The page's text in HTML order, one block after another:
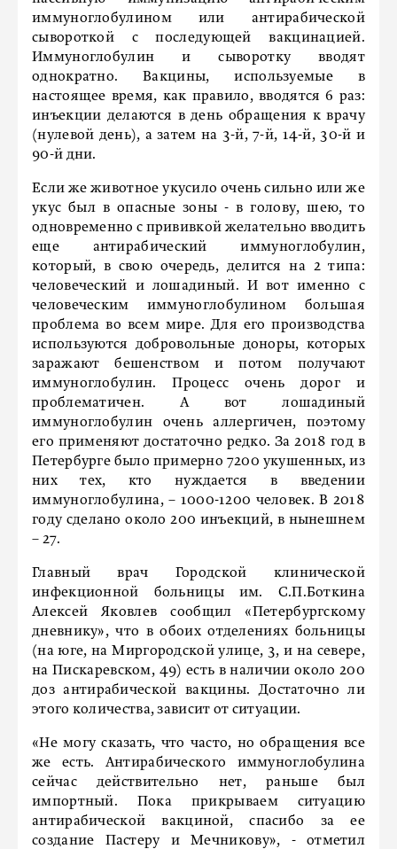
иммуноглобулином или антирабической
сывороткой с последующей вакцинацией.
Иммуноглобулин и сыворотку вводят
однократно. Вакцины, используемые в
настоящее время, как правило, вводятся 6 раз:
инъекции делаются в день обращения к врачу
(нулевой день), а затем на 3-й, 7-й, 14-й, 30-й и
90-й дни.
Если же животное укусило очень сильно или же
укус был в опасные зоны - в голову, шею, то
одновременно с прививкой желательно вводить
еще антирабический иммуноглобулин,
который, в свою очередь, делится на 2 типа:
человеческий и лошадиный. И вот именно с
человеческим иммуноглобулином большая
проблема во всем мире. Для его производства
используются добровольные доноры, которых
заражают бешенством и потом получают
иммуноглобулин. Процесс очень дорог и
проблематичен. А вот лошадиный
иммуноглобулин очень аллергичен, поэтому
его применяют достаточно редко. За 2018 год в
Петербурге было примерно 7200 укушенных, из
них тех, кто нуждается в введении
иммуноглобулина, – 1000-1200 человек. В 2018
году сделано около 200 инъекций, в нынешнем
– 27.
Главный врач Городской клинической
инфекционной больницы им. С.П.Боткина
Алексей Яковлев сообщил «Петербургскому
дневнику», что в обоих отделениях больницы
(на юге, на Миргородской улице, 3, и на севере,
на Пискаревском, 49) есть в наличии около 200
доз антирабической вакцины. Достаточно ли
этого количества, зависит от ситуации.
«Не могу сказать, что часто, но обращения все
же есть. Антирабического иммуноглобулина
сейчас действительно нет, раньше был
импортный. Пока прикрываем ситуацию
антирабической вакциной, спасибо за ее
создание Пастеру и Мечникову», - отметил